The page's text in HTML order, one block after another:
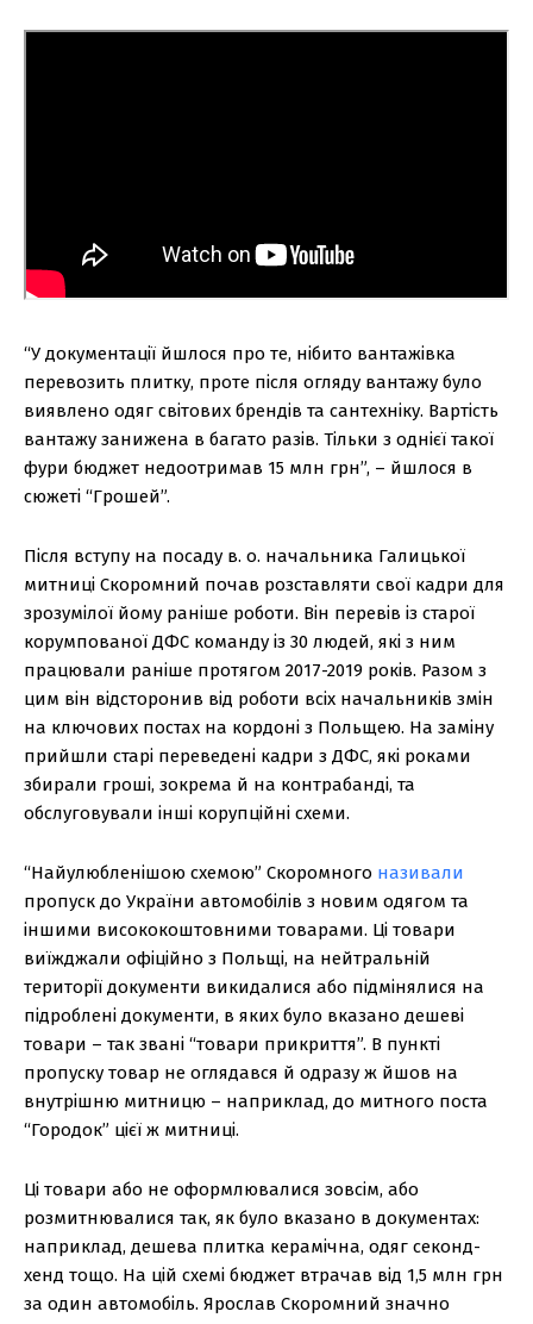
“У документації йшлося про те, нібито вантажівка
перевозить плитку, проте після огляду вантажу було
виявлено одяг світових брендів та сантехніку. Вартість
вантажу занижена в багато разів. Тільки з однієї такої
фури бюджет недоотримав 15 млн грн”, – йшлося в
сюжеті “Грошей”.
Після вступу на посаду в. о. начальника Галицької
митниці Скоромний почав розставляти свої кадри для
зрозумілої йому раніше роботи. Він перевів із старої
корумпованої ДФС команду із 30 людей, які з ним
працювали раніше протягом 2017-2019 років. Разом з
цим він відсторонив від роботи всіх начальників змін
на ключових постах на кордоні з Польщею. На заміну
прийшли старі переведені кадри з ДФС, які роками
збирали гроші, зокрема й на контрабанді, та
обслуговували інші корупційні схеми.
“Найулюбленішою схемою” Скоромного називали
пропуск до України автомобілів з новим одягом та
іншими висококоштовними товарами. Ці товари
виїжджали офіційно з Польщі, на нейтральній
території документи викидалися або підмінялися на
підроблені документи, в яких було вказано дешеві
товари – так звані “товари прикриття”. В пункті
пропуску товар не оглядався й одразу ж йшов на
внутрішню митницю – наприклад, до митного поста
“Городок” цієї ж митниці.
Ці товари або не оформлювалися зовсім, або
розмитнювалися так, як було вказано в документах:
наприклад, дешева плитка керамічна, одяг секонд-
хенд тощо. На цій схемі бюджет втрачав від 1,5 млн грн
за один автомобіль. Ярослав Скоромний значно